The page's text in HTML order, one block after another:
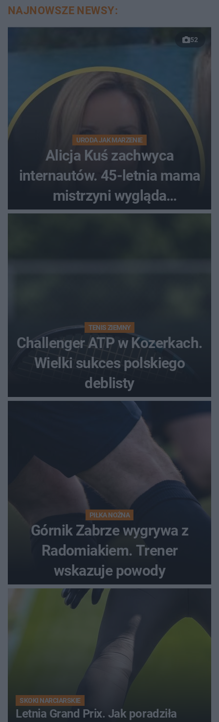
NAJNOWSZE NEWSY:
52
URODA JAK MARZENIE
Alicja Kuś zachwyca
internautów. 45-letnia mama
mistrzyni wygląda
zjawiskowo
TENIS ZIEMNY
Challenger ATP w Kozerkach.
Wielki sukces polskiego
deblisty
PIŁKA NOŻNA
Górnik Zabrze wygrywa z
Radomiakiem. Trener
wskazuje powody
SKOKI NARCIARSKIE
Letnia Grand Prix. Jak poradziła